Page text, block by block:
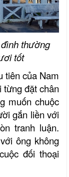
thường
tốt
tiên của Nam
từng đặt chân
muốn chuộc
gắn liền với
tranh luận.
ông không
đối thoại